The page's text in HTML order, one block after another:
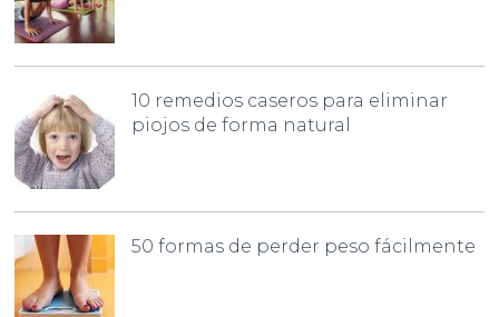
10 remedios caseros para eliminar
piojos de forma natural
50 formas de perder peso fácilmente